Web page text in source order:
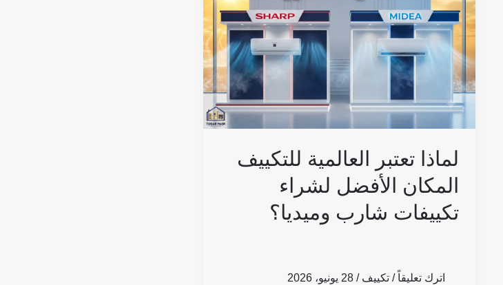
لماذا تعتبر العالمية للتكييف
المكان الأفضل لشراء
تكييفات شارب وميديا؟
اترك تعليقاً / تكييف / 28 يونيو، 2026
العالمية
للتكييف
المكان
لشراء
تكييفات
شارب
وميديا؟